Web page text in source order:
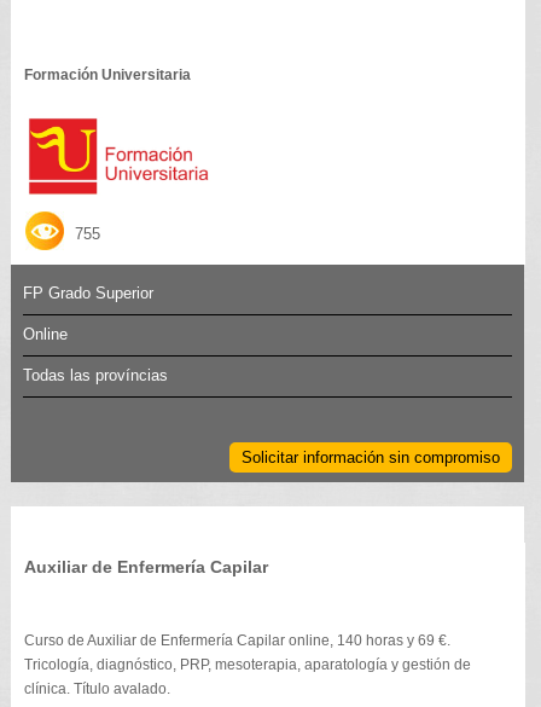
Formación Universitaria
755
FP Grado Superior
Online
Todas las províncias
Solicitar información sin compromiso
Auxiliar de Enfermería Capilar
Curso de Auxiliar de Enfermería Capilar online, 140 horas y 69 €.
Tricología, diagnóstico, PRP, mesoterapia, aparatología y gestión de
clínica. Título avalado.